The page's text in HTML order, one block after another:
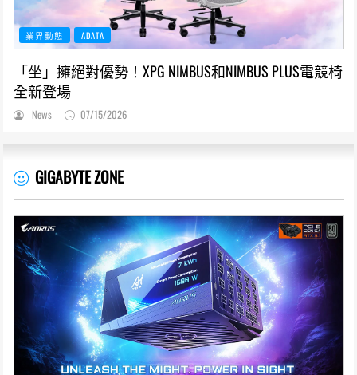
業界動態 ADATA
「坐」擁絕對優勢！XPG NIMBUS和NIMBUS PLUS電競椅
全新登場
News 07/15/2026
GIGABYTE ZONE